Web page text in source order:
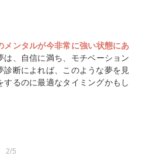
メンタルが今非常に強い状態にあ
は、自信に満ち、モチベーション
断によれば、このような夢を見
るのに最適なタイミングかもし
2/5